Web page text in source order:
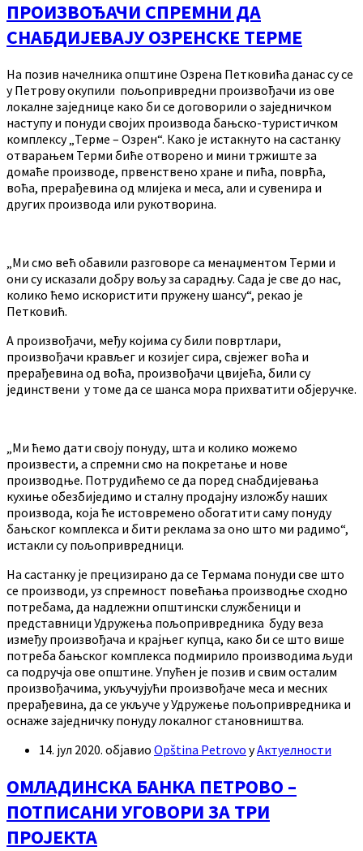
ПРОИЗВОЂАЧИ СПРЕМНИ ДА
СНАБДИЈЕВАЈУ ОЗРЕНСКЕ ТЕРМЕ
На позив начелника општине Озрена Петковића данас су се
у Петрову окупили пољопривредни произвођачи из ове
локалне заједнице како би се договорили о заједничком
наступу и понуди својих производа бањско-туристичком
комплексу „Терме – Озрен“. Како је истакнуто на састанку
отварањем Терми биће отворено и мини тржиште за
домаће производе, првенствено хране и пића, поврћа,
воћа, прерађевина од млијека и меса, али и сувенира и
других производа или рукотворина.
„Ми смо већ обавили разговоре са менаџментом Терми и
они су исказали добру вољу за сарадњу. Сада је све до нас,
колико ћемо искористити пружену шансу“, рекао је
Петковић.
А произвођачи, међу којима су били повртлари,
произвођачи крављег и козијег сира, свјежег воћа и
прерађевина од воћа, произвођачи цвијећа, били су
јединствени у томе да се шанса мора прихватити објеручке.
„Ми ћемо дати своју понуду, шта и колико можемо
произвести, а спремни смо на покретање и нове
производње. Потрудићемо се да поред снабдијевања
кухиње обезбиједимо и сталну продајну изложбу наших
производа, која ће истовремено обогатити саму понуду
бањског комплекса и бити реклама за оно што ми радимо“,
истакли су пољопривредници.
На састанку је прецизирано да се Термама понуди све што
се производи, уз спремност повећања производње сходно
потребама, да надлежни општински службеници и
представници Удружења пољопривредника буду веза
између произвођача и крајњег купца, како би се што више
потреба бањског комплекса подмирило производима људи
са подручја ове општине. Упућен је позив и свим осталим
произвођачима, укључујући произвођаче меса и месних
прерађевина, да се укључе у Удружење пољопривредника и
оснаже заједничку понуду локалног становништва.
14. јул 2020. објавио Opština Petrovo уАктуелности
ОМЛАДИНСКА БАНКА ПЕТРОВО –
ПОТПИСАНИ УГОВОРИ ЗА ТРИ
ПРОЈЕКТА